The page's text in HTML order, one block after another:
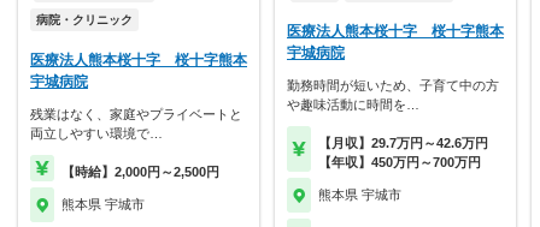
病院・クリニック
医療法人熊本桜十字 桜十字熊本
宇城病院
残業はなく、家庭やプライベートと
両立しやすい環境で…
【時給】2,000円～2,500円
熊本県 宇城市
医療法人熊本桜十字 桜十字熊本
宇城病院
勤務時間が短いため、子育て中の方
や趣味活動に時間を…
【月収】29.7万円～42.6万円
【年収】450万円～700万円
熊本県 宇城市